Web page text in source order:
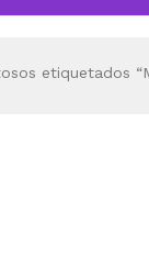
etiquetados